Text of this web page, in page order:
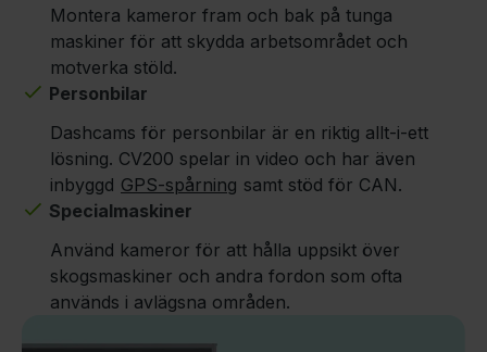
Montera kameror fram och bak på tunga
maskiner för att skydda arbetsområdet och
motverka stöld.
Personbilar
Dashcams för personbilar är en riktig allt-i-ett
lösning. CV200 spelar in video och har även
inbyggd GPS-spårning samt stöd för CAN.
Specialmaskiner
Använd kameror för att hålla uppsikt över
skogsmaskiner och andra fordon som ofta
används i avlägsna områden.